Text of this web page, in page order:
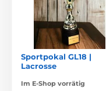
Sportpokal GL18 |
Lacrosse
Im E-Shop vorrätig